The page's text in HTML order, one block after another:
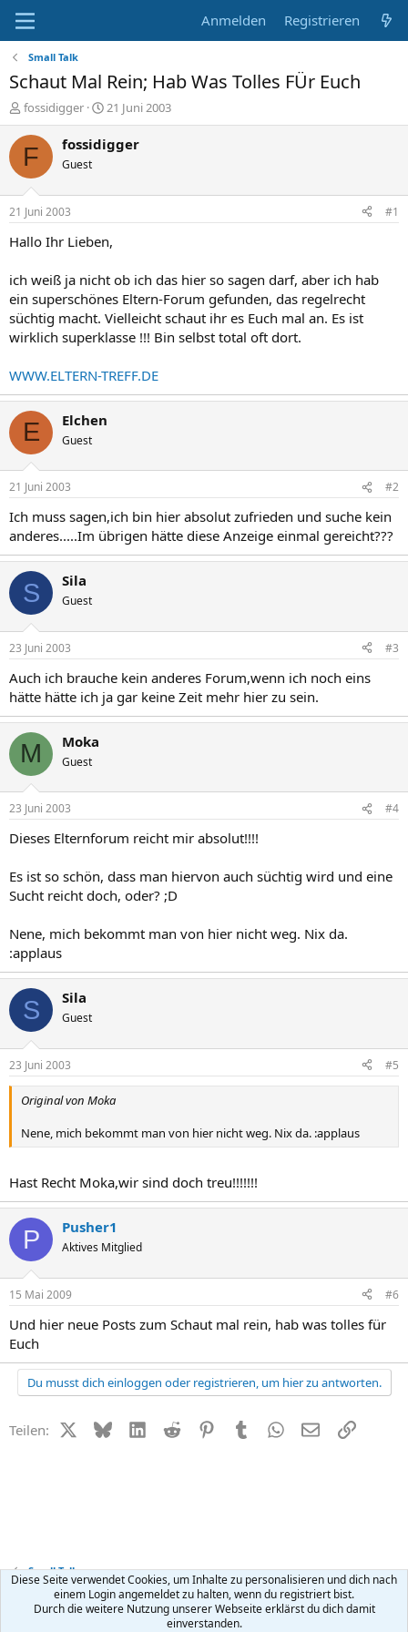
Anmelden Registrieren
Small Talk
Schaut Mal Rein; Hab Was Tolles FÜr Euch
E
r
s
e
r
fossidigger
E
r
s
t
t
a
m
21 Juni 2003
F fossidigger
Guest
21 Juni 2003 #1
Hallo Ihr Lieben,
ich weiß ja nicht ob ich das hier so sagen darf, aber ich hab
ein superschönes Eltern-Forum gefunden, das regelrecht
süchtig macht. Vielleicht schaut ihr es Euch mal an. Es ist
wirklich superklasse !!! Bin selbst total oft dort.
WWW.ELTERN-TREFF.DE
E Elchen
Guest
21 Juni 2003 #2
Ich muss sagen,ich bin hier absolut zufrieden und suche kein
anderes.....Im übrigen hätte diese Anzeige einmal gereicht???
S Sila
Guest
23 Juni 2003 #3
Auch ich brauche kein anderes Forum,wenn ich noch eins
hätte hätte ich ja gar keine Zeit mehr hier zu sein.
M Moka
Guest
23 Juni 2003 #4
Dieses Elternforum reicht mir absolut!!!!
Es ist so schön, dass man hiervon auch süchtig wird und eine
Sucht reicht doch, oder? ;D
Nene, mich bekommt man von hier nicht weg. Nix da.
:applaus
S Sila
Guest
23 Juni 2003 #5
Original von Moka
Nene, mich bekommt man von hier nicht weg. Nix da. :applaus
Hast Recht Moka,wir sind doch treu!!!!!!!
P Pusher1
Aktives Mitglied
15 Mai 2009 #6
Und hier neue Posts zum Schaut mal rein, hab was tolles für
Euch
Du musst dich einloggen oder registrieren, um hier zu antworten.
Teilen: X (Twitter)
BlueskyLinkedIn
Reddit PinterestTumblr WhatsApp
E-MailLink
Small Talk
Kontakt Nutzungsbedingungen Datenschutz Hilfe
R
Diese Seite verwendet Cookies, um Inhalte zu personalisieren und dich nach
einem Login angemeldet zu halten, wenn du registriert bist.
Durch die weitere Nutzung unserer Webseite erklärst du dich damit
einverstanden.